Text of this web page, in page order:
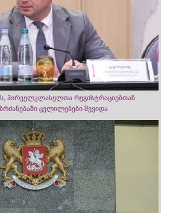
პირველკლასელთა რეგისტრაციებთან
ცვლილებები შევიდა